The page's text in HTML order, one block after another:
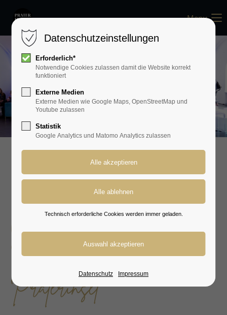
Menu
EVENTS
Öffentliche
Veranstaltungen auf der
Praterinsel
Datenschutzeinstellungen
Erforderlich*
Notwendige Cookies zulassen damit die Website korrekt
funktioniert
Externe Medien
Externe Medien wie Google Maps, OpenStreetMap und
Youtube zulassen
Statistik
Google Analytics und Matomo Analytics zulassen
Technisch erforderliche Cookies werden immer geladen.
Datenschutz Impressum